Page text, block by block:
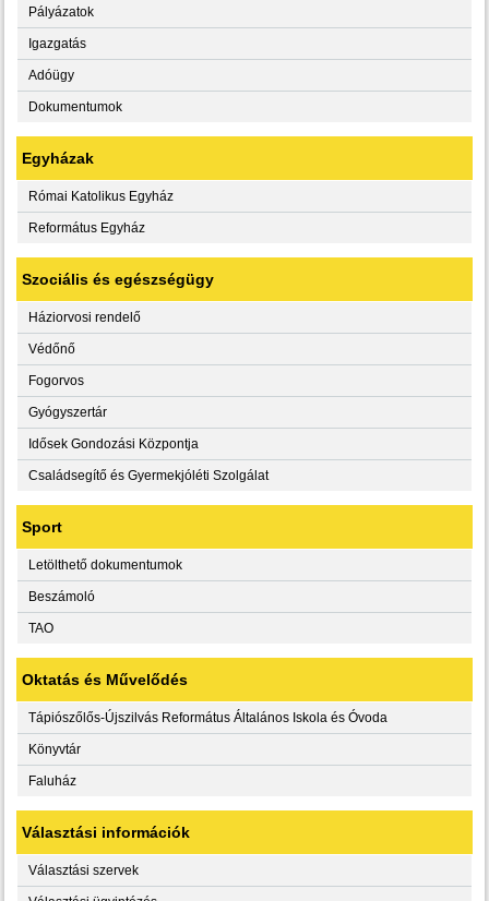
Pályázatok
Igazgatás
Adóügy
Dokumentumok
Egyházak
Római Katolikus Egyház
Református Egyház
Szociális és egészségügy
Háziorvosi rendelő
Védőnő
Fogorvos
Gyógyszertár
Idősek Gondozási Központja
Családsegítő és Gyermekjóléti Szolgálat
Sport
Letölthető dokumentumok
Beszámoló
TAO
Oktatás és Művelődés
Tápiószőlős-Újszilvás Református Általános Iskola és Óvoda
Könyvtár
Faluház
Választási információk
Választási szervek